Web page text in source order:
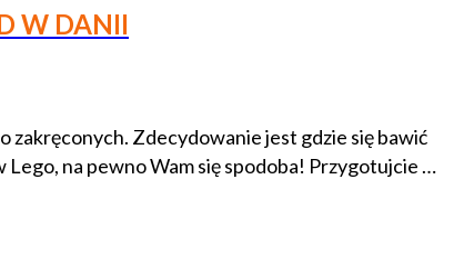
W DANII
zakręconych. Zdecydowanie jest gdzie się bawić
na pewno Wam się spodoba! Przygotujcie …